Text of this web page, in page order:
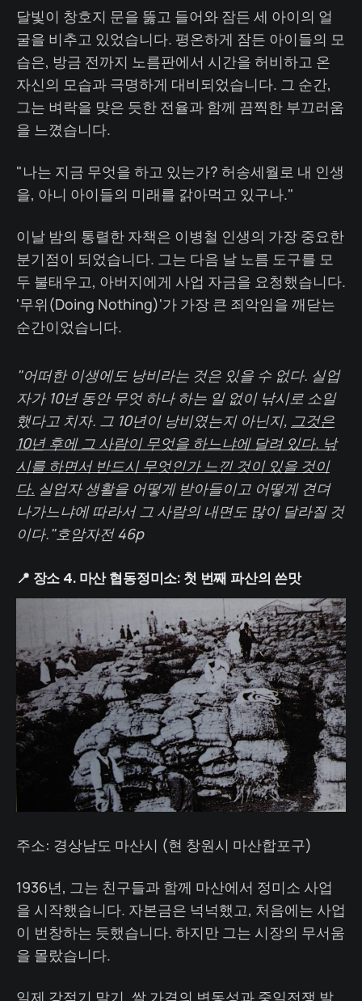
달빛이 창호지 문을 뚫고 들어와 잠든 세 아이의 얼
굴을 비추고 있었습니다. 평온하게 잠든 아이들의 모
습은, 방금 전까지 노름판에서 시간을 허비하고 온
자신의 모습과 극명하게 대비되었습니다. 그 순간,
그는 벼락을 맞은 듯한 전율과 함께 끔찍한 부끄러움
을 느꼈습니다.
"나는 지금 무엇을 하고 있는가? 허송세월로 내 인생
을, 아니 아이들의 미래를 갉아먹고 있구나."
이날 밤의 통렬한 자책은 이병철 인생의 가장 중요한
분기점이 되었습니다. 그는 다음 날 노름 도구를 모
두 불태우고, 아버지에게 사업 자금을 요청했습니다.
'무위(Doing Nothing)'가 가장 큰 죄악임을 깨닫는
순간이었습니다.
"어떠한 이생에도 낭비라는 것은 있을 수 없다. 실업
자가 10년 동안 무엇 하나 하는 일 없이 낚시로 소일
했다고 치자. 그 10년이 낭비였는지 아닌지, 그것은
10년 후에 그 사람이 무엇을 하느냐에 달려 있다. 낚
시를 하면서 반드시 무엇인가 느낀 것이 있을 것이
다. 실업자 생활을 어떻게 받아들이고 어떻게 견뎌
나가느냐에 따라서 그 사람의 내면도 많이 달라질 것
이다."호암자전 46p
📍 장소 4. 마산 협동정미소: 첫 번째 파산의 쓴맛
주소: 경상남도 마산시 (현 창원시 마산합포구)
1936년, 그는 친구들과 함께 마산에서 정미소 사업
을 시작했습니다. 자본금은 넉넉했고, 처음에는 사업
이 번창하는 듯했습니다. 하지만 그는 시장의 무서움
을 몰랐습니다.
일제 강점기 말기, 쌀 가격의 변동성과 중일전쟁 발